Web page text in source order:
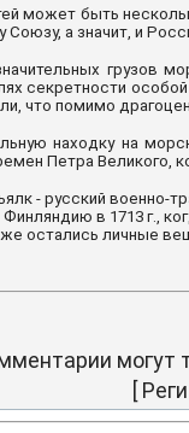
может быть
а значит, и
грузов
секретности
что помимо
находку на
Петра
- русский
в 1713 г.,
остались личные
могут
[